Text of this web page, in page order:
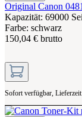
Original Canon
Kapazität: 69000
Farbe: schwarz
150,04 € brutto
Sofort verfügbar,